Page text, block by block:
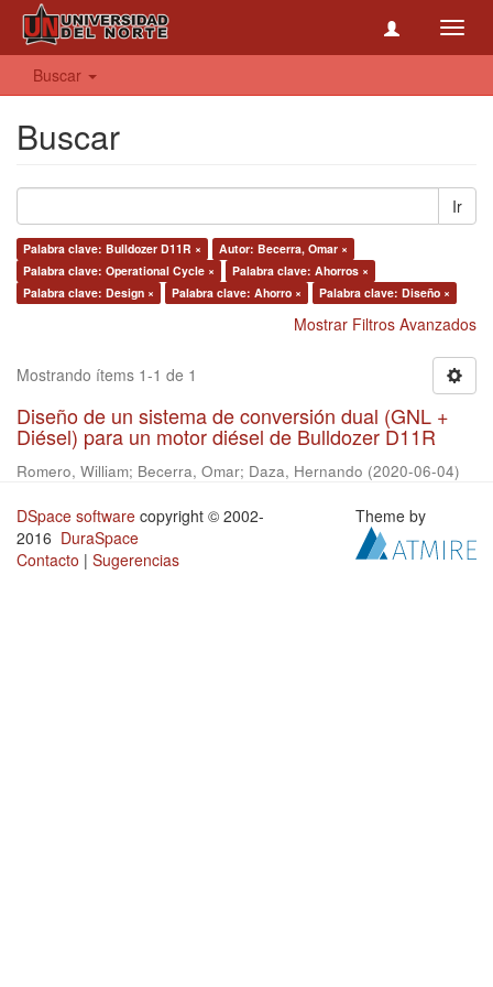
Buscar
Buscar
Ir
Palabra clave: Bulldozer D11R ×
Autor: Becerra, Omar ×
Palabra clave: Operational Cycle ×
Palabra clave: Ahorros ×
Palabra clave: Design ×
Palabra clave: Ahorro × Palabra clave: Diseño ×
Mostrar Filtros Avanzados
Mostrando ítems 1-1 de 1
Diseño de un sistema de conversión dual (GNL +
Diésel) para un motor diésel de Bulldozer D11R
Romero, William; Becerra, Omar; Daza, Hernando (2020-06-04)
DSpace software copyright © 2002-
2016 DuraSpace
Contacto | Sugerencias
Theme by